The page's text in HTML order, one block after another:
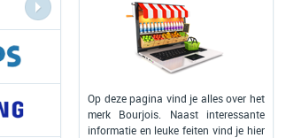
COMPUTERS
2
Op deze pagina vind je alles over het
merk Bourjois. Naast interessante
informatie en leuke feiten vind je hier